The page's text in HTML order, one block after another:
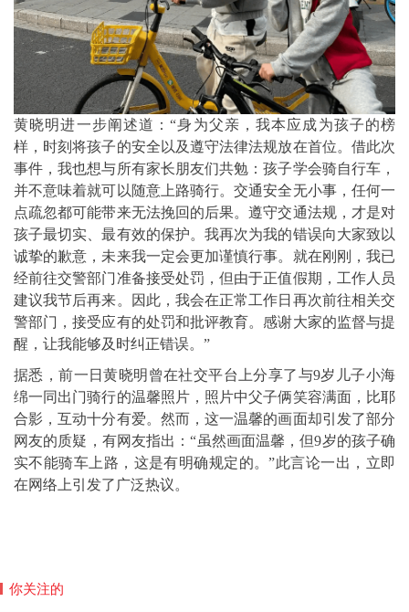
黄晓明进一步阐述道：“身为父亲，我本应成为孩子的榜
样，时刻将孩子的安全以及遵守法律法规放在首位。借此次
事件，我也想与所有家长朋友们共勉：孩子学会骑自行车，
并不意味着就可以随意上路骑行。交通安全无小事，任何一
点疏忽都可能带来无法挽回的后果。遵守交通法规，才是对
孩子最切实、最有效的保护。我再次为我的错误向大家致以
诚挚的歉意，未来我一定会更加谨慎行事。就在刚刚，我已
经前往交警部门准备接受处罚，但由于正值假期，工作人员
建议我节后再来。因此，我会在正常工作日再次前往相关交
警部门，接受应有的处罚和批评教育。感谢大家的监督与提
醒，让我能够及时纠正错误。 ”
据悉，前一日黄晓明曾在社交平台上分享了与9岁儿子小海
绵一同出门骑行的温馨照片，照片中父子俩笑容满面，比耶
合影，互动十分有爱。然而，这一温馨的画面却引发了部分
网友的质疑，有网友指出：“虽然画面温馨，但9岁的孩子确
实不能骑车上路，这是有明确规定的。”此言论一出，立即
在网络上引发了广泛热议。
你关注的